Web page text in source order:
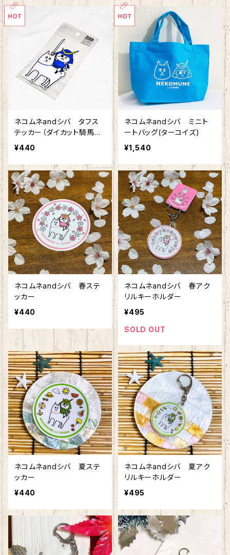
ネコムネandシバ タフス
テッカー（ダイカット騎馬
像）
¥440
ネコムネandシバ ミニト
ートバッグ(ターコイズ)
¥1,540
ネコムネandシバ 春ステ
ッカー
¥440
ネコムネandシバ 春アク
リルキーホルダー
¥495
SOLD OUT
ネコムネandシバ 夏ステ
ッカー
¥440
ネコムネandシバ 夏アク
リルキーホルダー
¥495